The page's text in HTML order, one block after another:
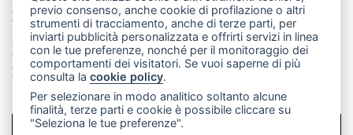
Made by VIP
Privacy policy
Cookie policy
Rivedi le tue scelte sui cookie
SCRIVICI
previo consenso, anche cookie di profilazione o altri
strumenti di tracciamento, anche di terze parti, per
inviarti pubblicità personalizzata e offrirti servizi in linea
con le tue preferenze, nonché per il monitoraggio dei
comportamenti dei visitatori. Se vuoi saperne di più
consulta lacookie policy.
Per selezionare in modo analitico soltanto alcune
finalità, terze parti e cookie è possibile cliccare su
"Seleziona le tue preferenze".